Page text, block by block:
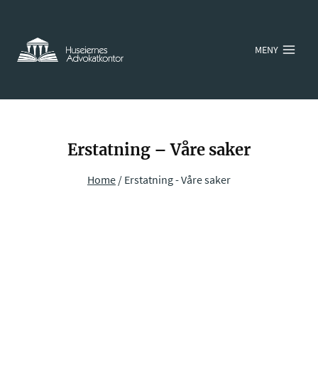
content
MENY
Erstatning – Våre saker
Home / Erstatning - Våre saker